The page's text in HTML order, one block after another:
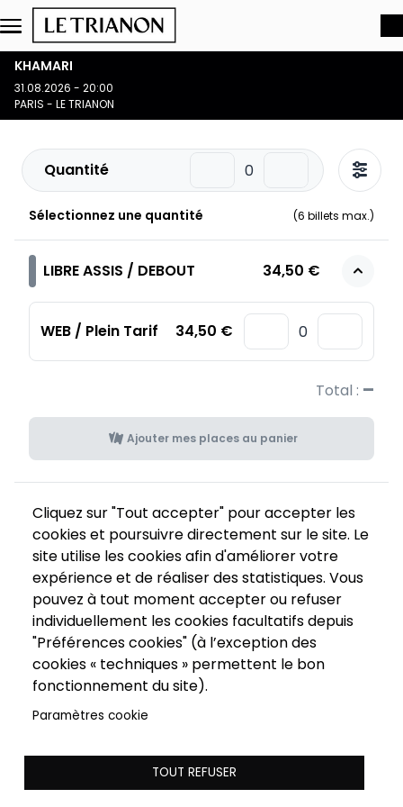
Aller au contenu principal
KHAMARI
31.08.2026 - 20:00
PARIS - LE TRIANON
Quantité
Sélectionnez une quantité (6 billets max.)
LIBRE ASSIS / DEBOUT 34,50 €
WEB / Plein Tarif 34,50 €
Total : –
Ajouter mes places au panier
Cliquez sur "Tout accepter" pour accepter les
cookies et poursuivre directement sur le site. Le
site utilise les cookies afin d'améliorer votre
expérience et de réaliser des statistiques. Vous
pouvez à tout moment accepter ou refuser
individuellement les cookies facultatifs depuis
"Préférences cookies" (à l’exception des
cookies « techniques » permettent le bon
fonctionnement du site).
Paramètres cookie
TOUT REFUSER